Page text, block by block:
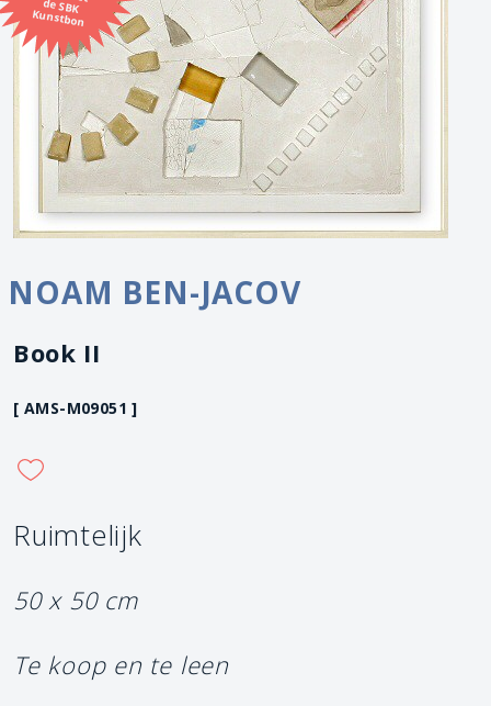
Kunstbon
NOAM BEN-JACOV
Book II
[ AMS-M09051 ]
Ruimtelijk
50 x 50 cm
Te koop en te leen